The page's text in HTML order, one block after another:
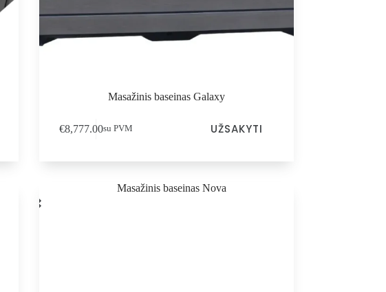
Masažinis baseinas Galaxy
€8,777.00su PVM UŽSAKYTI